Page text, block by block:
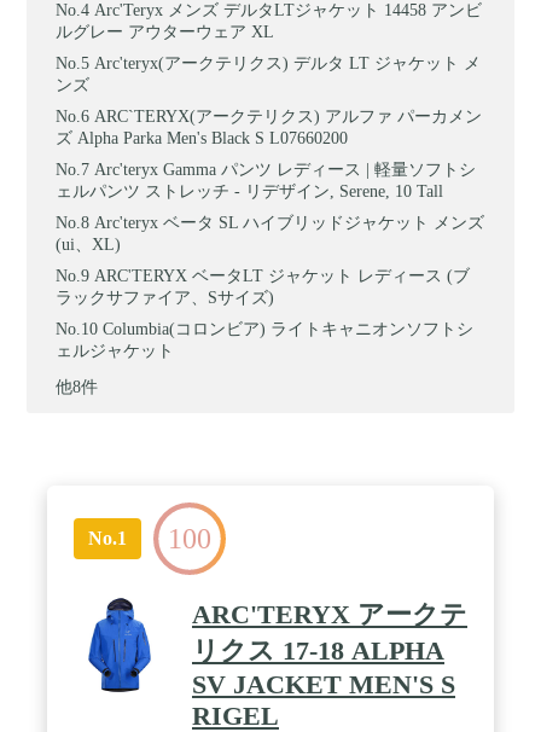
Arc'Teryx メンズ デルタLTジャケット 14458 アンビ
ルグレー アウターウェア XL
Arc'teryx(アークテリクス) デルタ LT ジャケット メ
ンズ
ARC`TERYX(アークテリクス) アルファ パーカメン
ズ Alpha Parka Men's Black S L07660200
Arc'teryx Gamma パンツ レディース | 軽量ソフトシ
ェルパンツ ストレッチ - リデザイン, Serene, 10 Tall
Arc'teryx ベータ SL ハイブリッドジャケット メンズ
(ui、XL)
ARC'TERYX ベータLT ジャケット レディース (ブ
ラックサファイア、Sサイズ)
Columbia(コロンビア) ライトキャニオンソフトシ
ェルジャケット
他8件
No.1 100
ARC'TERYX アークテ
リクス 17-18 ALPHA
SV JACKET MEN'S S
RIGEL